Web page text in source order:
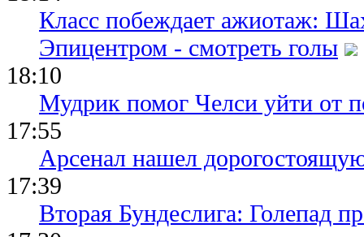
Класс побеждает ажиотаж:
Эпицентром - смотреть голы
18:10
Мудрик помог Челси уйти от
17:55
Арсенал нашел
17:39
Вторая Бундеслига: Голепад